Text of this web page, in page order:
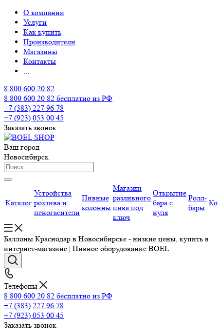
О компании
Услуги
Как купить
Производители
Магазины
Контакты
...
8 800 600 20 82
8 800 600 20 82 бесплатно из РФ
+7 (383) 227 96 78
+7 (923) 053 00 45
Заказать звонок
Ваш город
Новосибирск
Каталог
Устройства
розлива и
пеногасители
Пивные
колонны
Магазин
разливного
пива под
ключ
Открытие
бара с
нуля
Ролл-
бары
Баллоны Краснодар в Новосибирске - низкие цены, купить в
интернет-магазине | Пивное оборудование BOEL
Телефоны
8 800 600 20 82 бесплатно из РФ
+7 (383) 227 96 78
+7 (923) 053 00 45
Заказать звонок